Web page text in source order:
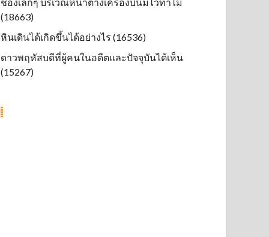
(18663)
หินเดินได้เกิดขึ้นได้อย่างไร (16536)
ดาวพฤหัสบดีที่ผู้คนในอดีตและปัจจุบันได้เห็น
(15267)